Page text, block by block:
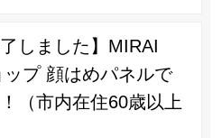
しました】MIRAI
プ 顔はめパネルで
（市内在住60歳以上